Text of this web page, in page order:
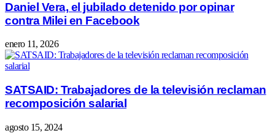
Daniel Vera, el jubilado detenido por opinar
contra Milei en Facebook
enero 11, 2026
SATSAID: Trabajadores de la televisión reclaman
recomposición salarial
agosto 15, 2024